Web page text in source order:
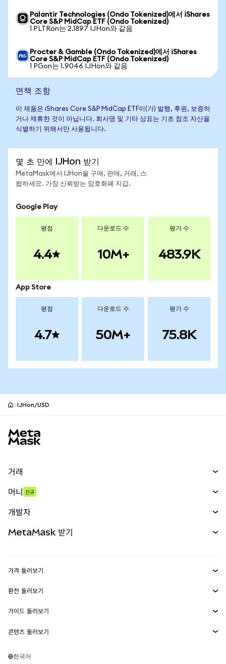
Palantir Technologies (Ondo Tokenized)에서 iShares
Core S&P MidCap ETF (Ondo Tokenized)
1 PLTRon는 2.1897 IJHon와 같음
Procter & Gamble (Ondo Tokenized)에서 iShares
Core S&P MidCap ETF (Ondo Tokenized)
1 PGon는 1.9046 IJHon와 같음
면책 조항
이 제품은 iShares Core S&P MidCap ETF이(가) 발행, 후원, 보증하
거나 제휴한 것이 아닙니다. 회사명 및 기타 상표는 기초 참조 자산을
식별하기 위해서만 사용됩니다.
몇 초 만에 IJHon 받기
MetaMask에서 IJHon을 구매, 판매, 거래, 스
왑하세요. 가장 신뢰받는 암호화폐 지갑.
Google Play
평점
4.4
다운로드 수
10M+
평가 수
483.9K
App Store
평점
4.7
다운로드 수
50M+
평가 수
75.8K
IJHon/USD
거래
무기한 선물
실물자산
머니 신규
개발자
MetaMask Connect
Snaps
웹3 서비스
MetaMask 받기
보안
고객 지원
채용
가격 둘러보기
이더리움 가격
솔라나 가격
테더 가격
환전 둘러보기
ETH를 USD로 환전
USDT를 INR로 환전
BTC를 INR로 환전
가이드 둘러보기
ETH 매수
콘텐츠 둘러보기
솔라나 지갑
한국어